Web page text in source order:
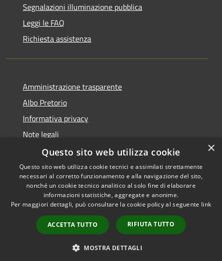
Segnalazioni illuminazione pubblica
Leggi le FAQ
Richiesta assistenza
Amministrazione trasparente
Albo Pretorio
Informativa privacy
Note legali
Dichiarazione di accessibilità
RSS
Accessibilità
Copyright © 2026 • Comune di
Municipium•
Accesso
redazione
×
Questo sito web utilizza cookie
Questo sito web utilizza cookie tecnici e assimilati strettamente
necessari al corretto funzionamento e alla navigazione del sito,
nonché un cookie tecnico analitico al solo fine di elaborare
informazioni statistiche, aggregate e anonime.
Per maggiori dettagli, può consultare la cookie policy al seguente link
ACCETTA TUTTO RIFIUTA TUTTO
MOSTRA DETTAGLI